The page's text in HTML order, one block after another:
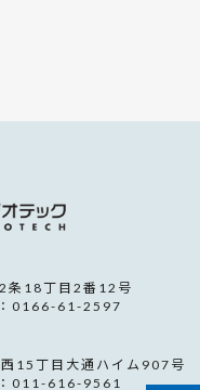
条18丁目2番12号
0166-61-2597
15丁目大通ハイム907号
011-616-9561